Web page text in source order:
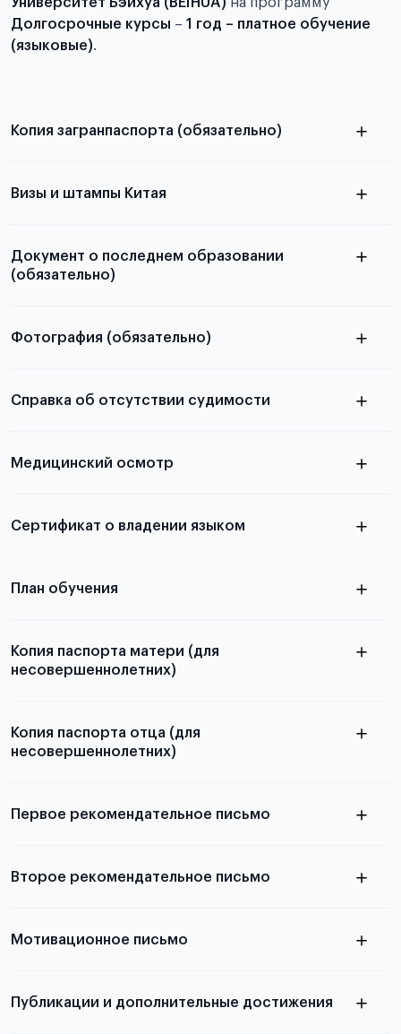
Долгосрочные курсы – 1 год – платное обучение
(языковые).
Копия загранпаспорта (обязательно)
паспорта
Визы и штампы Китая
Документ о последнем образовании
(обязательно)
абитуриентов, изложена в статье.
Фотография (обязательно)
принимаются
Справка об отсутствии судимости
Медицинский осмотр
Для примеров заполнения и пустых
Сертификат о владении языком
План обучения
Копия паспорта матери (для
несовершеннолетних)
Копия паспорта отца (для
несовершеннолетних)
выезда
Первое рекомендательное письмо
письма
Второе рекомендательное письмо
письма
Мотивационное письмо
Публикации и дополнительные достижения